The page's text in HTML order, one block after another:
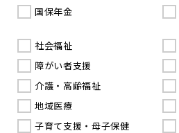
国保年金
社会福祉
障がい者支援
介護・高齢福祉
地域医療
子育て支援・母子保健